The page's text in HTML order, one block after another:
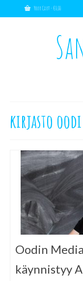
Your Cart-€0,00
kirjasto oodi
Oodin
käynnistyy